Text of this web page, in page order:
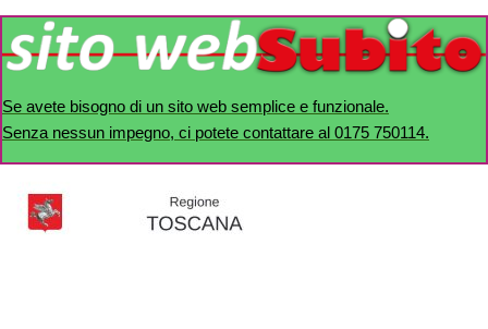
Se avete bisogno di un sito web semplice e funzionale.
Senza nessun impegno, ci potete contattare al 0175 750114.